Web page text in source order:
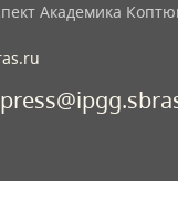
Академика